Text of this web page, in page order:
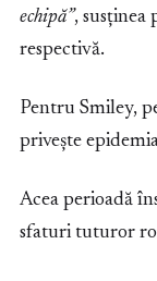
echipă”, susținea
respectivă.
Pentru Smiley,
privește
Acea perioadă
sfaturi tuturor